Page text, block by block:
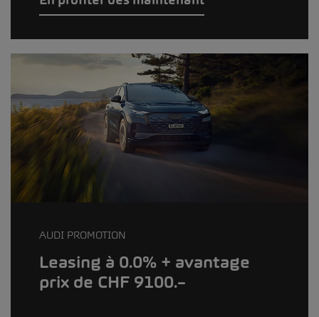
AUDI PROMOTION
Leasing à 0.0% + avantage
prix de CHF 9100.–